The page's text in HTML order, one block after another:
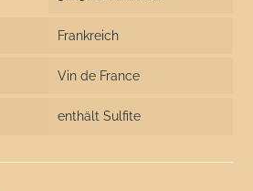
Frankreich
Vin de France
enthält Sulfite